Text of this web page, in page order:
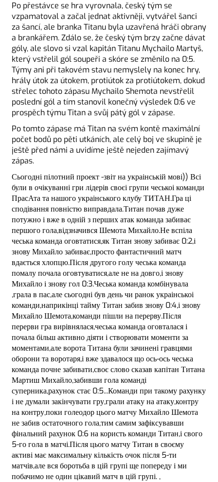
Po přestávce se hra vyrovnala, český tým se
vzpamatoval a začal jednat aktivněji, vytvářel šanci
za šancí, ale branka Titanu byla uzavřená hráči obrany
a brankářem. Zdálo se, že český tým brzy začne dávat
góly, ale slovo si vzal kapitán Titanu Mychailo Martyš,
který vstřelil gól soupeři a skóre se změnilo na 0:5.
Týmy ani při takovém stavu nemyslely na konec hry,
hrály útok za útokem, protiútok za protiútokem, dokud
střelec tohoto zápasu Mychailo Shemota nevstřelil
poslední gól a tím stanovil konečný výsledek 0:6 ve
prospěch týmu Titan a svůj pátý gól v zápase.
Po tomto zápase má Titan na svém kontě maximální
počet bodů po pěti utkáních, ale celý boj ve skupině je
ještě před námi a uvidíme ještě nejeden zajímavý
zápas.
Сьогодні пілотний проект -звіт на украінській мові)) Всі
були в очікуванні гри лідерів своєі групи чеськоі команди
ПрасАта та нашого украінського клубу ТИТАН.Гра ці
сподівання повністю виправдала.Титан почав дуже
потужно і вже в одній з перших атак команда забиває
першого гола,відзначився Шемота Михайло.Не вспіла
чеська команда оговтатися,як Титан знову забиває 0:2,і
знову Михайло забиває,просто фантастичний матч
вдається хлопцю.Після другого голу чеська команда
помалу почала оговтуватися,але не на довго,і знову
Михайло і знову гол 0:3.Чеська команда комбінувала
,грала в пас,але сьогодні був день чи ранок украінськоі
команди,наприкінці тайму Титан забив знову 0:4,і знову
Михайло Шемота,команди пішли на перерву.Після
перерви гра вирівнялася,чеська команда оговталася і
почала більш активно діяти і створювати моменти за
моментами,але ворота Титана були зачинені гравцями
оборони та воротаря,і вже здавалося що ось-ось чеська
команда почне забивати,своє слово сказав капітан Титана
Мартиш Михайло,забивши гола команді
суперника,рахунок стає 0:5...Команди при такому рахунку
і не думали закінчувати гру,грали атаку на атаку,контру
на контру,поки голеодор цього матчу Михайло Шемота
не забив остаточного гола,тим самим зафіксувавши
фінальний рахунок 0:6 на користь команди Титан,і свого
5-го гола в матчі.Після цього матчу Титан в своєму
активі має максимальну кількість очок після 5-ти
матчів,але вся боротьба в цій групі ще попереду і ми
побачимо не один цікавий матч в цій групі. ,